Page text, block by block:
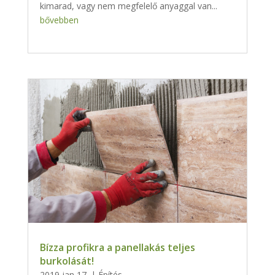
kimarad, vagy nem megfelelő anyaggal van...
bővebben
Bízza profikra a panellakás teljes
burkolását!